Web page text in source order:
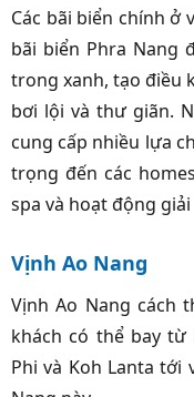
Các bãi biển chính ở
bãi biển Phra Nang
trong xanh, tạo điều
bơi lội và thư giãn.
cung cấp nhiều lựa
trọng đến các
spa và hoạt động
Vịnh Ao Nang
Vịnh Ao Nang cách
khách có thể bay
Phi và Koh Lanta tới